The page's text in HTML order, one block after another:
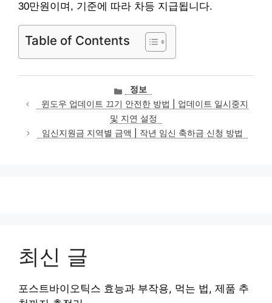
30만원이며, 기준에 따라 차등 지급됩니다.
Table of Contents
카
테
고
리
정보
윈도우 업데이트 끄기 안전한 방법 | 업데이트 일시중지
및 지연 설정
임신지원금 지역별 금액 | 작년 임신 축하금 신청 방법
최신 글
포스트바이오틱스 효능과 부작용, 먹는 법, 제품 추